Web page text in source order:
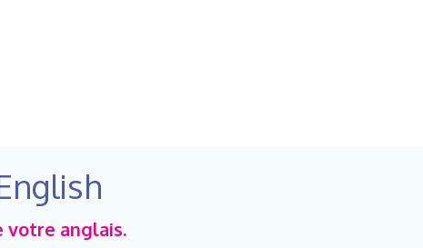
votre anglais.